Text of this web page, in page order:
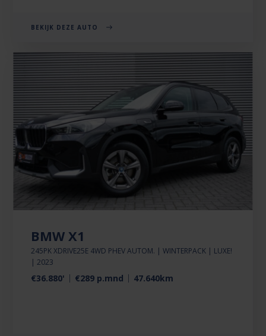
BEKIJK DEZE AUTO
BMW X1
245PK XDRIVE25E 4WD PHEV AUTOM. | WINTERPACK | LUXE!
| 2023
€36.880' €289 p.mnd 47.640km